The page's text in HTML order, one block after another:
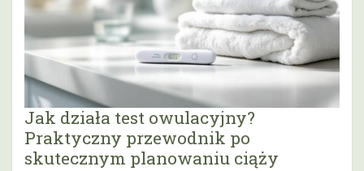
Jak działa test owulacyjny?
Praktyczny przewodnik po
skutecznym planowaniu ciąży